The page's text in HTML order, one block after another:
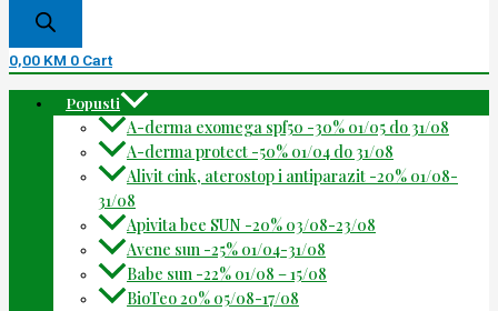
0,00 KM 0 Cart
Popusti
A-derma exomega spf50 -30% 01/05 do 31/08
A-derma protect -50% 01/04 do 31/08
Alivit cink, aterostop i antiparazit -20% 01/08-
31/08
Apivita bee SUN -20% 03/08-23/08
Avene sun -25% 01/04-31/08
Babe sun -22% 01/08 – 15/08
BioTeo 20% 05/08-17/08